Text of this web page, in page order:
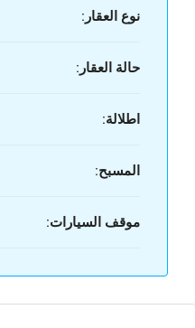
نوع العقار:
حالة العقار:
اطلالة:
المسبح:
موقف السيارات: